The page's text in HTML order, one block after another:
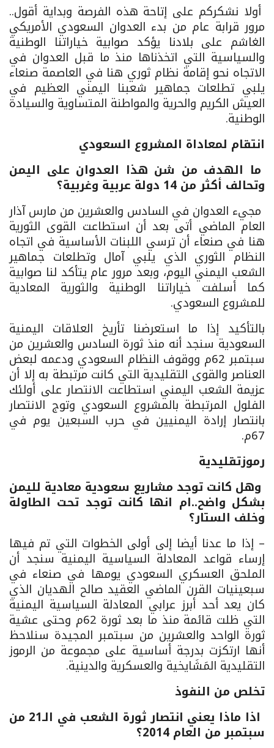
أولا نشكركم على إتاحة هذه الفرصة وبداية أقول..
مرور قرابة عام من بدء العدوان السعودي الأمريكي
الغاشم على بلادنا يؤكد صوابية خياراتنا الوطنية
والسياسية التي اتخذناها منذ ما قبل العدوان في
الاتجاه نحو إقامة نظام ثوري هنا في العاصمة صنعاء
يلبي تطلعات جماهير شعبنا اليمني العظيم في
العيش الكريم والحرية والمواطنة المتساوية والسيادة
الوطنية.
انتقام لمعاداة المشروع السعودي
ما الهدف من شن هذا العدوان على اليمن
وتحالف أكثر من 14 دولة عربية وغربية؟
مجيء العدوان في السادس والعشرين من مارس آذار
العام الماضي أتى بعد أن استطاعت القوى الثورية
هنا في صنعاء أن ترسي اللبنات الأساسية في اتجاه
النظام الثوري الذي يلبي آمال وتطلعات جماهير
الشعب اليمني اليوم، وبعد مرور عام يتأكد لنا صوابية
كما أسلفت خياراتنا الوطنية والثورية المعادية
للمشروع السعودي.
بالتأكيد إذا ما استعرضنا تأريخ العلاقات اليمنية
السعودية سنجد أنه منذ ثورة السادس والعشرين من
سبتمبر 62م ووقوف النظام السعودي ودعمه لبعض
العناصر والقوى التقليدية التي كانت مرتبطة به إلا أن
عزيمة الشعب اليمني استطاعت الانتصار على أولئك
الفلول المرتبطة بالمشروع السعودي وتوج الانتصار
بانتصار إرادة اليمنيين في حرب السبعين يوم في
67م.
رموزتقليدية
وهل كانت توجد مشاريع سعودية معادية لليمن
بشكل واضح..ام انها كانت توجد تحت الطاولة
وخلف الستار؟
– إذا ما عدنا أيضا إلى أولى الخطوات التي تم فيها
إرساء قواعد المعادلة السياسية اليمنية سنجد أن
الملحق العسكري السعودي يومها في صنعاء في
سبعينيات القرن الماضي العقيد صالح الهديان الذي
كان يعد أحد أبرز عرابي المعادلة السياسية اليمنية
التي ظلت قائمة منذ ما بعد ثورة 62م وحتى عشية
ثورة الواحد والعشرين من سبتمبر المجيدة سنلاحظ
أنها ارتكزت بدرجة أساسية على مجموعة من الرموز
التقليدية المَشَايخية والعسكرية والدينية.
تخلص من النفوذ
اذا ماذا يعني انتصار ثورة الشعب في الـ21 من
سبتمبر من العام 2014؟